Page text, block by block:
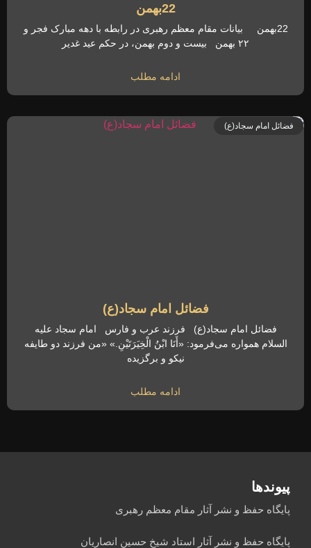
22بهمن
22بهمن بیانات مقام معظم رهبری در رابطه با دهه مبارک فجر و
۲۲ بهمن بیست و دوم بهمن، در حکم عید غدیر
ادامه مطلب
فضائل امام سجاد(ع)
فضائل امام سجاد(ع)
فضائل امام سجاد(ع) فرزند عرب و فارس امام سجاد علیه
السلام همواره می‌فرمود: «أَنَا ابْنُ الْخِیَرَتَیْنِ.» «من فرزند دو طایفه
نیکو و برگزیده
ادامه مطلب
پیوندها
پایگاه حفظ و نشر آثار مقام معظم رهبری
پایگاه حفظ و نشر آثار استاد شیخ حسین انصاریان